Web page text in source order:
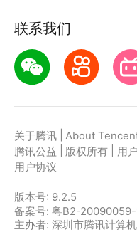
联系我们
关于腾讯 About
腾讯公益
版权所有 用
用户协议
版本号: 9.2.5
备案号: 粤B2-
主办者: 深圳市腾讯计算